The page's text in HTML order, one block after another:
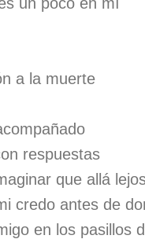
a la muerte
respuestas
que allá
credo antes de
en los pasillos